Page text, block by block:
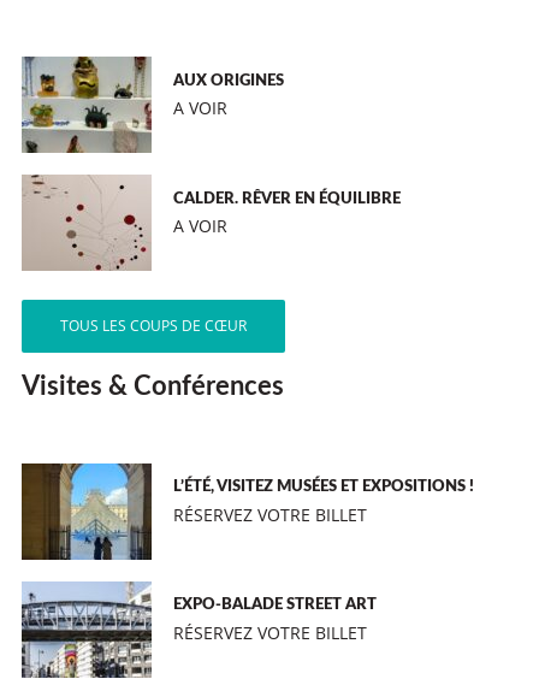
AUX ORIGINES
A VOIR
CALDER. RÊVER EN ÉQUILIBRE
A VOIR
TOUS LES COUPS DE CŒUR
Visites & Conférences
L’ÉTÉ, VISITEZ MUSÉES ET EXPOSITIONS !
RÉSERVEZ VOTRE BILLET
EXPO-BALADE STREET ART
RÉSERVEZ VOTRE BILLET